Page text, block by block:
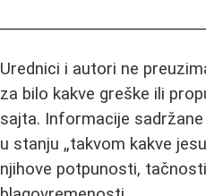
Urednici i autori ne
za bilo kakve greške ili
sajta. Informacije
u stanju „takvom kakve
njihove potpunosti,